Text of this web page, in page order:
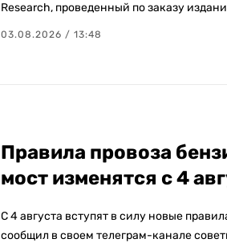
Research, проведенный по заказу
03.08.2026 / 13:48
Правила провоза
мост изменятся с 4
С 4 августа вступят в силу новые
сообщил в своем телеграм-канале